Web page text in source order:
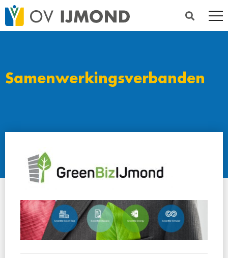
Samenwerkingsverbanden